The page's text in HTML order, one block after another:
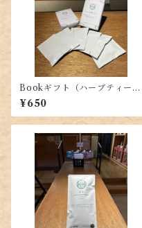
Bookギフト（ハーブティーの
セット）
¥650